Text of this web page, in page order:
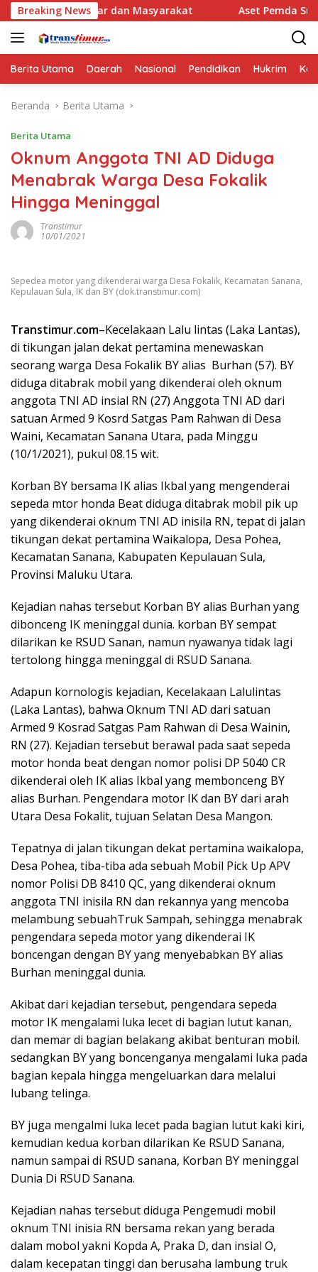
Langsung
ke
konten
Breaking News
dan Masyarakat Aset Pemda Sula Naik Jadi
Berita Utama Daerah Nasional Pendidikan Hukrim
Beranda Berita Utama
Berita Utama
Oknum Anggota TNI AD Diduga
Menabrak Warga Desa Fokalik
Hingga Meninggal
Transtimur
10/01/2021
Sepedea motor yang dikenderai warga Desa Fokalik, Kecamatan Sanana,
Kepulauan Sula, IK dan BY (dok.transtimur.com)
Transtimur.com–Kecelakaan Lalu lintas (Laka Lantas),
di tikungan jalan dekat pertamina menewaskan
seorang warga Desa Fokalik BY alias Burhan (57). BY
diduga ditabrak mobil yang dikenderai oleh oknum
anggota TNI AD insial RN (27) Anggota TNI AD dari
satuan Armed 9 Kosrd Satgas Pam Rahwan di Desa
Waini, Kecamatan Sanana Utara, pada Minggu
(10/1/2021), pukul 08.15 wit.
Korban BY bersama IK alias Ikbal yang mengenderai
sepeda mtor honda Beat diduga ditabrak mobil pik up
yang dikenderai oknum TNI AD inisila RN, tepat di jalan
tikungan dekat pertamina Waikalopa, Desa Pohea,
Kecamatan Sanana, Kabupaten Kepulauan Sula,
Provinsi Maluku Utara.
Kejadian nahas tersebut Korban BY alias Burhan yang
dibonceng IK meninggal dunia. korban BY sempat
dilarikan ke RSUD Sanan, namun nyawanya tidak lagi
tertolong hingga meninggal di RSUD Sanana.
Adapun kornologis kejadian, Kecelakaan Lalulintas
(Laka Lantas), bahwa Oknum TNI AD dari satuan
Armed 9 Kosrad Satgas Pam Rahwan di Desa Wainin,
RN (27). Kejadian tersebut berawal pada saat sepeda
motor honda beat dengan nomor polisi DP 5040 CR
dikenderai oleh IK alias Ikbal yang membonceng BY
alias Burhan. Pengendara motor IK dan BY dari arah
Utara Desa Fokalit, tujuan Selatan Desa Mangon.
Tepatnya di jalan tikungan dekat pertamina waikalopa,
Desa Pohea, tiba-tiba ada sebuah Mobil Pick Up APV
nomor Polisi DB 8410 QC, yang dikenderai oknum
anggota TNI inisila RN dan rekannya yang mencoba
melambung sebuahTruk Sampah, sehingga menabrak
pengendara sepeda motor yang dikenderai IK
boncengan dengan BY yang menyebabkan BY alias
Burhan meninggal dunia.
Akibat dari kejadian tersebut, pengendara sepeda
motor IK mengalami luka lecet di bagian lutut kanan,
dan memar di bagian belakang akibat benturan mobil.
sedangkan BY yang boncenganya mengalami luka pada
bagian kepala hingga mengeluarkan dara melalui
lubang telinga.
BY juga mengalmi luka lecet pada bagian lutut kaki kiri,
kemudian kedua korban dilarikan Ke RSUD Sanana,
namun sampai di RSUD sanana, Korban BY meninggal
Dunia Di RSUD Sanana.
Kejadian nahas tersebut diduga Pengemudi mobil
oknum TNI inisia RN bersama rekan yang berada
dalam mobol yakni Kopda A, Praka D, dan insial O,
dalam kecepatan tinggi dan berusaha lambung truk